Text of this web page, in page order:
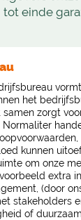
tot einde
het
samen zorgt
Normaliter
kunnen
om onze
extra
(door
stakeholders
of